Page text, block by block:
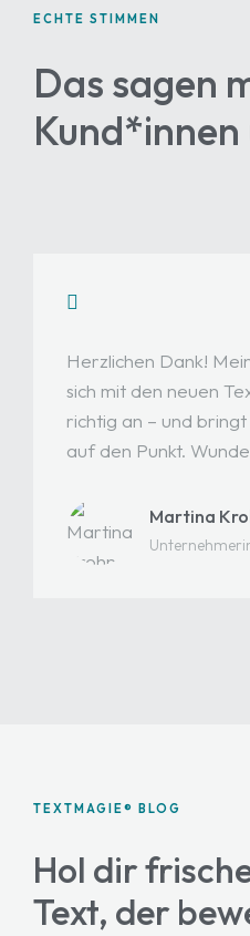
ECHTE STIMMEN
Das sagen
Herzlichen Dank!
sich mit den neuen
richtig an – und
auf den Punkt.
Martina
TEXTMAGIE® BLOG
Hol dir
Text, der